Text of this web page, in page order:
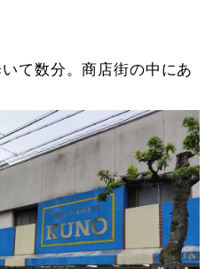
て数分。商店街の中にあ